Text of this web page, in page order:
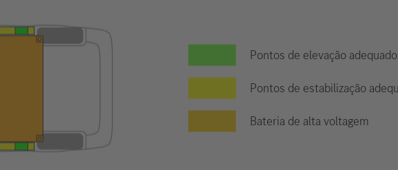
Pontos de elevação
Pontos de estabilização
Bateria de alta voltagem